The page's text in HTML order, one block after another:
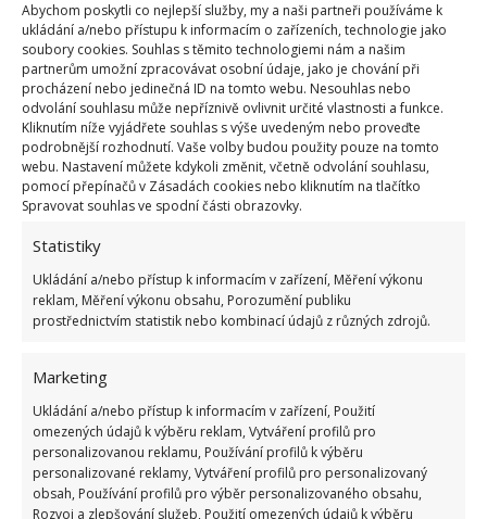
Abychom poskytli co nejlepší služby, my a naši partneři používáme k
ukládání a/nebo přístupu k informacím o zařízeních, technologie jako
soubory cookies. Souhlas s těmito technologiemi nám a našim
partnerům umožní zpracovávat osobní údaje, jako je chování při
procházení nebo jedinečná ID na tomto webu. Nesouhlas nebo
odvolání souhlasu může nepříznivě ovlivnit určité vlastnosti a funkce.
Kliknutím níže vyjádřete souhlas s výše uvedeným nebo proveďte
podrobnější rozhodnutí. Vaše volby budou použity pouze na tomto
webu. Nastavení můžete kdykoli změnit, včetně odvolání souhlasu,
pomocí přepínačů v Zásadách cookies nebo kliknutím na tlačítko
Spravovat souhlas ve spodní části obrazovky.
Statistiky
Ukládání a/nebo přístup k informacím v zařízení, Měření výkonu
reklam, Měření výkonu obsahu, Porozumění publiku
prostřednictvím statistik nebo kombinací údajů z různých zdrojů.
Marketing
Ukládání a/nebo přístup k informacím v zařízení, Použití
omezených údajů k výběru reklam, Vytváření profilů pro
personalizovanou reklamu, Používání profilů k výběru
personalizované reklamy, Vytváření profilů pro personalizovaný
obsah, Používání profilů pro výběr personalizovaného obsahu,
Rozvoj a zlepšování služeb, Použití omezených údajů k výběru
Zdroj:Countryliving